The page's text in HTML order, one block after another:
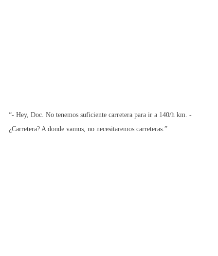
“- Hey, Doc. No tenemos suficiente carretera para ir a 140/h km. -
¿Carretera? A donde vamos, no necesitaremos carreteras.”